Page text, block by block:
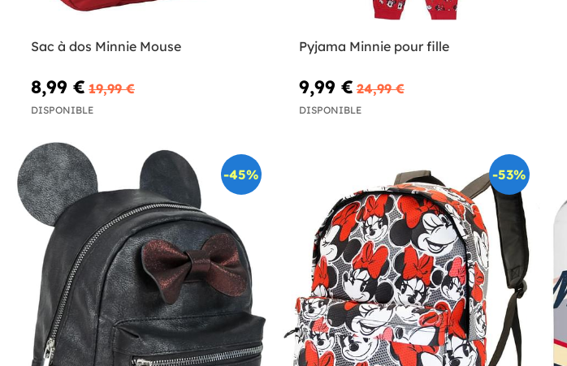
Sac à dos Minnie Mouse
8,99 € 19,99 €
DISPONIBLE
Pyjama Minnie pour fille
9,99 € 24,99 €
DISPONIBLE
-45% -53%